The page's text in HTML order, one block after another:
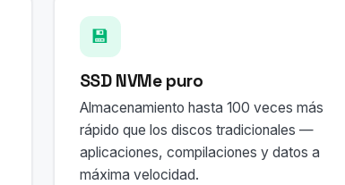
💾
SSD NVMe puro
Almacenamiento hasta 100 veces más
rápido que los discos tradicionales —
aplicaciones, compilaciones y datos a
máxima velocidad.